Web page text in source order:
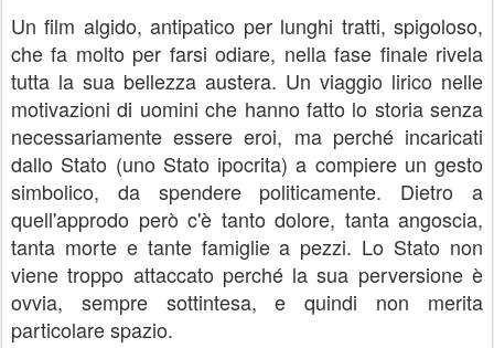
Un film algido, antipatico per lunghi tratti, spigoloso,
che fa molto per farsi odiare, nella fase finale rivela
tutta la sua bellezza austera. Un viaggio lirico nelle
motivazioni di uomini che hanno fatto lo storia senza
necessariamente essere eroi, ma perché incaricati
dallo Stato (uno Stato ipocrita) a compiere un gesto
simbolico, da spendere politicamente. Dietro a
quell'approdo però c'è tanto dolore, tanta angoscia,
tanta morte e tante famiglie a pezzi. Lo Stato non
viene troppo attaccato perché la sua perversione è
ovvia, sempre sottintesa, e quindi non merita
particolare spazio.